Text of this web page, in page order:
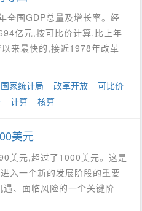
全国GDP总量及增长率。经
亿元,按可比价计算,比上年
来最快的,接近1978年改革
国家统计局 改革开放
可比价
计算 核算
美元
美元,超过了1000美元。这是
入一个新的发展阶段的重要
、面临风险的一个关键阶